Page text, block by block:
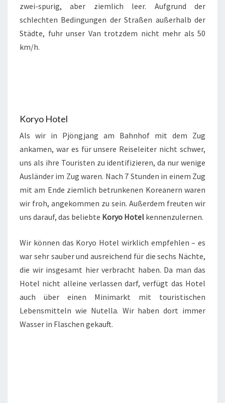
zwei-spurig, aber ziemlich leer. Aufgrund der
schlechten Bedingungen der Straßen außerhalb der
Städte, fuhr unser Van trotzdem nicht mehr als 50
km/h.
Koryo Hotel
Als wir in Pjöngjang am Bahnhof mit dem Zug
ankamen, war es für unsere Reiseleiter nicht schwer,
uns als ihre Touristen zu identifizieren, da nur wenige
Ausländer im Zug waren. Nach 7 Stunden in einem Zug
mit am Ende ziemlich betrunkenen Koreanern waren
wir froh, angekommen zu sein. Außerdem freuten wir
uns darauf, das beliebte Koryo Hotel kennenzulernen.
Wir können das Koryo Hotel wirklich empfehlen – es
war sehr sauber und ausreichend für die sechs Nächte,
die wir insgesamt hier verbracht haben. Da man das
Hotel nicht alleine verlassen darf, verfügt das Hotel
auch über einen Minimarkt mit touristischen
Lebensmitteln wie Nutella. Wir haben dort immer
Wasser in Flaschen gekauft.